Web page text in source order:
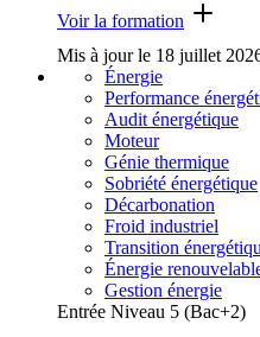
Voir la formation
Mis à jour le 18 juillet
Énergie
Performance
Audit énergétique
Moteur
Génie thermique
Sobriété énergétique
Décarbonation
Froid industriel
Transition
Énergie
Gestion énergie
Entrée Niveau 5 (Bac+2)